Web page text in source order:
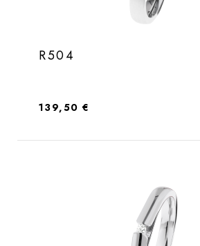
R504
Regulärer Preis:
139,50 €